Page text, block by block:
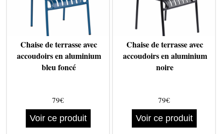
Chaise de terrasse avec
accoudoirs en aluminium
bleu foncé
79€
Voir ce produit
Chaise de terrasse avec
accoudoirs en aluminium
noire
79€
Voir ce produit